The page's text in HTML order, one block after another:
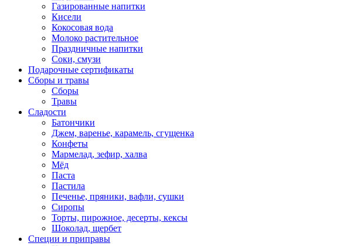
Газированные напитки
Кисели
Кокосовая вода
Молоко растительное
Праздничные напитки
Соки, смузи
Подарочные сертификаты
Сборы и травы
Сборы
Травы
Сладости
Батончики
Джем, варенье, карамель, сгущенка
Конфеты
Мармелад, зефир, халва
Мёд
Паста
Пастила
Печенье, пряники, вафли, сушки
Сиропы
Торты, пирожное, десерты, кексы
Шоколад, щербет
Специи и приправы